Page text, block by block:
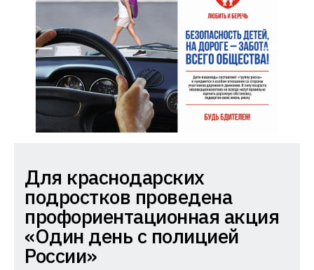
Комиссия
по
делам
несовершеннолетних
и
Для краснодарских
подростков проведена
профориентационная акция
«Один день с полицией
России»